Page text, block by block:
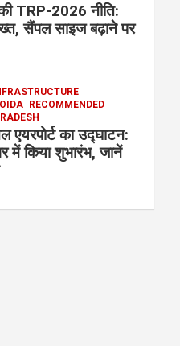
TRP-2026 नीति:
सैंपल साइज बढ़ाने पर
RECOMMENDED
एयरपोर्ट का उद्घाटन:
में किया शुभारंभ, जानें